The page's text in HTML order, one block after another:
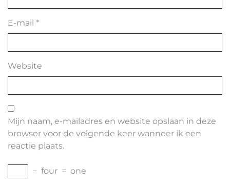
E-mail *
Website
Mijn naam, e-mailadres en website opslaan in deze
browser voor de volgende keer wanneer ik een
reactie plaats.
− four = one